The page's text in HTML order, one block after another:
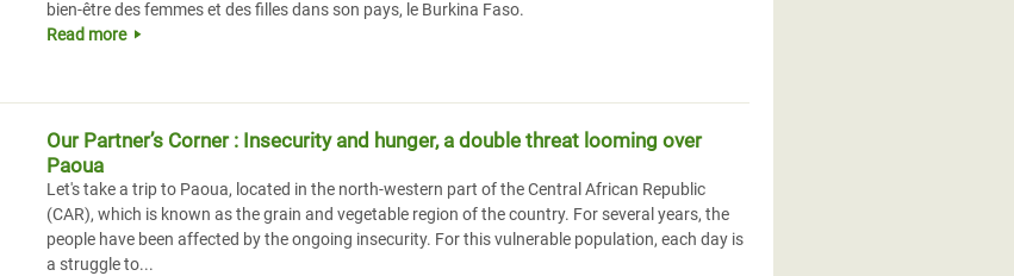
bien-être des femmes et des filles dans son pays, le Burkina Faso.
Read more
Our Partner’s Corner : Insecurity and hunger, a double threat looming over
Paoua
Let's take a trip to Paoua, located in the north-western part of the Central African Republic
(CAR), which is known as the grain and vegetable region of the country. For several years, the
people have been affected by the ongoing insecurity. For this vulnerable population, each day is
a struggle to...